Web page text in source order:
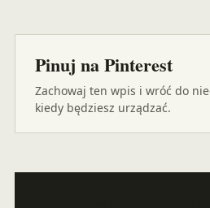
Pinuj na Pinterest
Zachowaj ten wpis i wróć do
kiedy będziesz urządzać.